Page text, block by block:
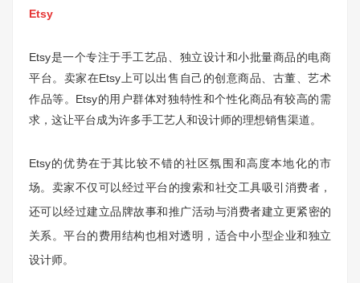
Etsy
Etsy是一个专注于手工艺品、独立设计和小批量商品的电商
平台。卖家在Etsy上可以出售自己的创意商品、古董、艺术
作品等。Etsy的用户群体对独特性和个性化商品有较高的需
求，这让平台成为许多手工艺人和设计师的理想销售渠道。
Etsy的优势在于其比较不错的社区氛围和高度本地化的市
场。卖家不仅可以经过平台的搜索和社交工具吸引消费者，
还可以经过建立品牌故事和推广活动与消费者建立更紧密的
关系。平台的费用结构也相对透明，适合中小型企业和独立
设计师。